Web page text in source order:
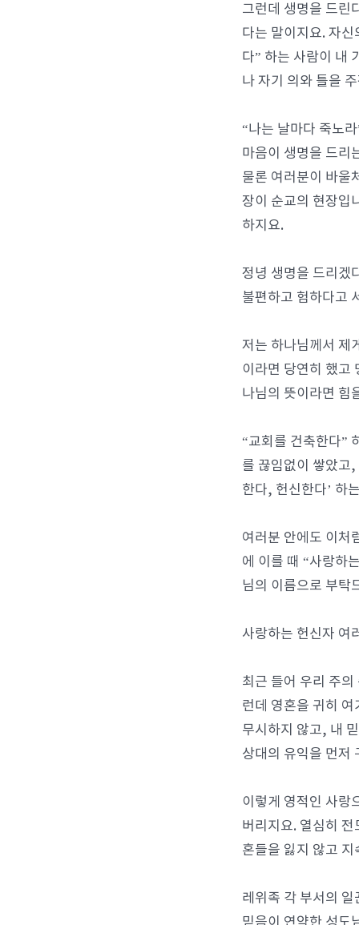
그런데 생명을 드린
다는 말이지요. 자
다” 하는 사람이 내
나 자기 의와 틀을
“나는 날마다 죽노
마음이 생명을 드리
물론 여러분이 바울
장이 순교의 현장입
하지요.
정녕 생명을 드리겠
불편하고 험하다고
저는 하나님께서 제
이라면 당연히 했고
나님의 뜻이라면 힘
“교회를 건축한다”
를 끊임없이 쌓았고
한다, 헌신한다’ 하
여러분 안에도 이처
에 이를 때 “사랑하
님의 이름으로 부탁
사랑하는 헌신자 여
최근 들어 우리 주
런데 영혼을 귀히
무시하지 않고, 내
상대의 유익을 먼저
이렇게 영적인 사랑
버리지요. 열심히
혼들을 잃지 않고
레위족 각 부서의